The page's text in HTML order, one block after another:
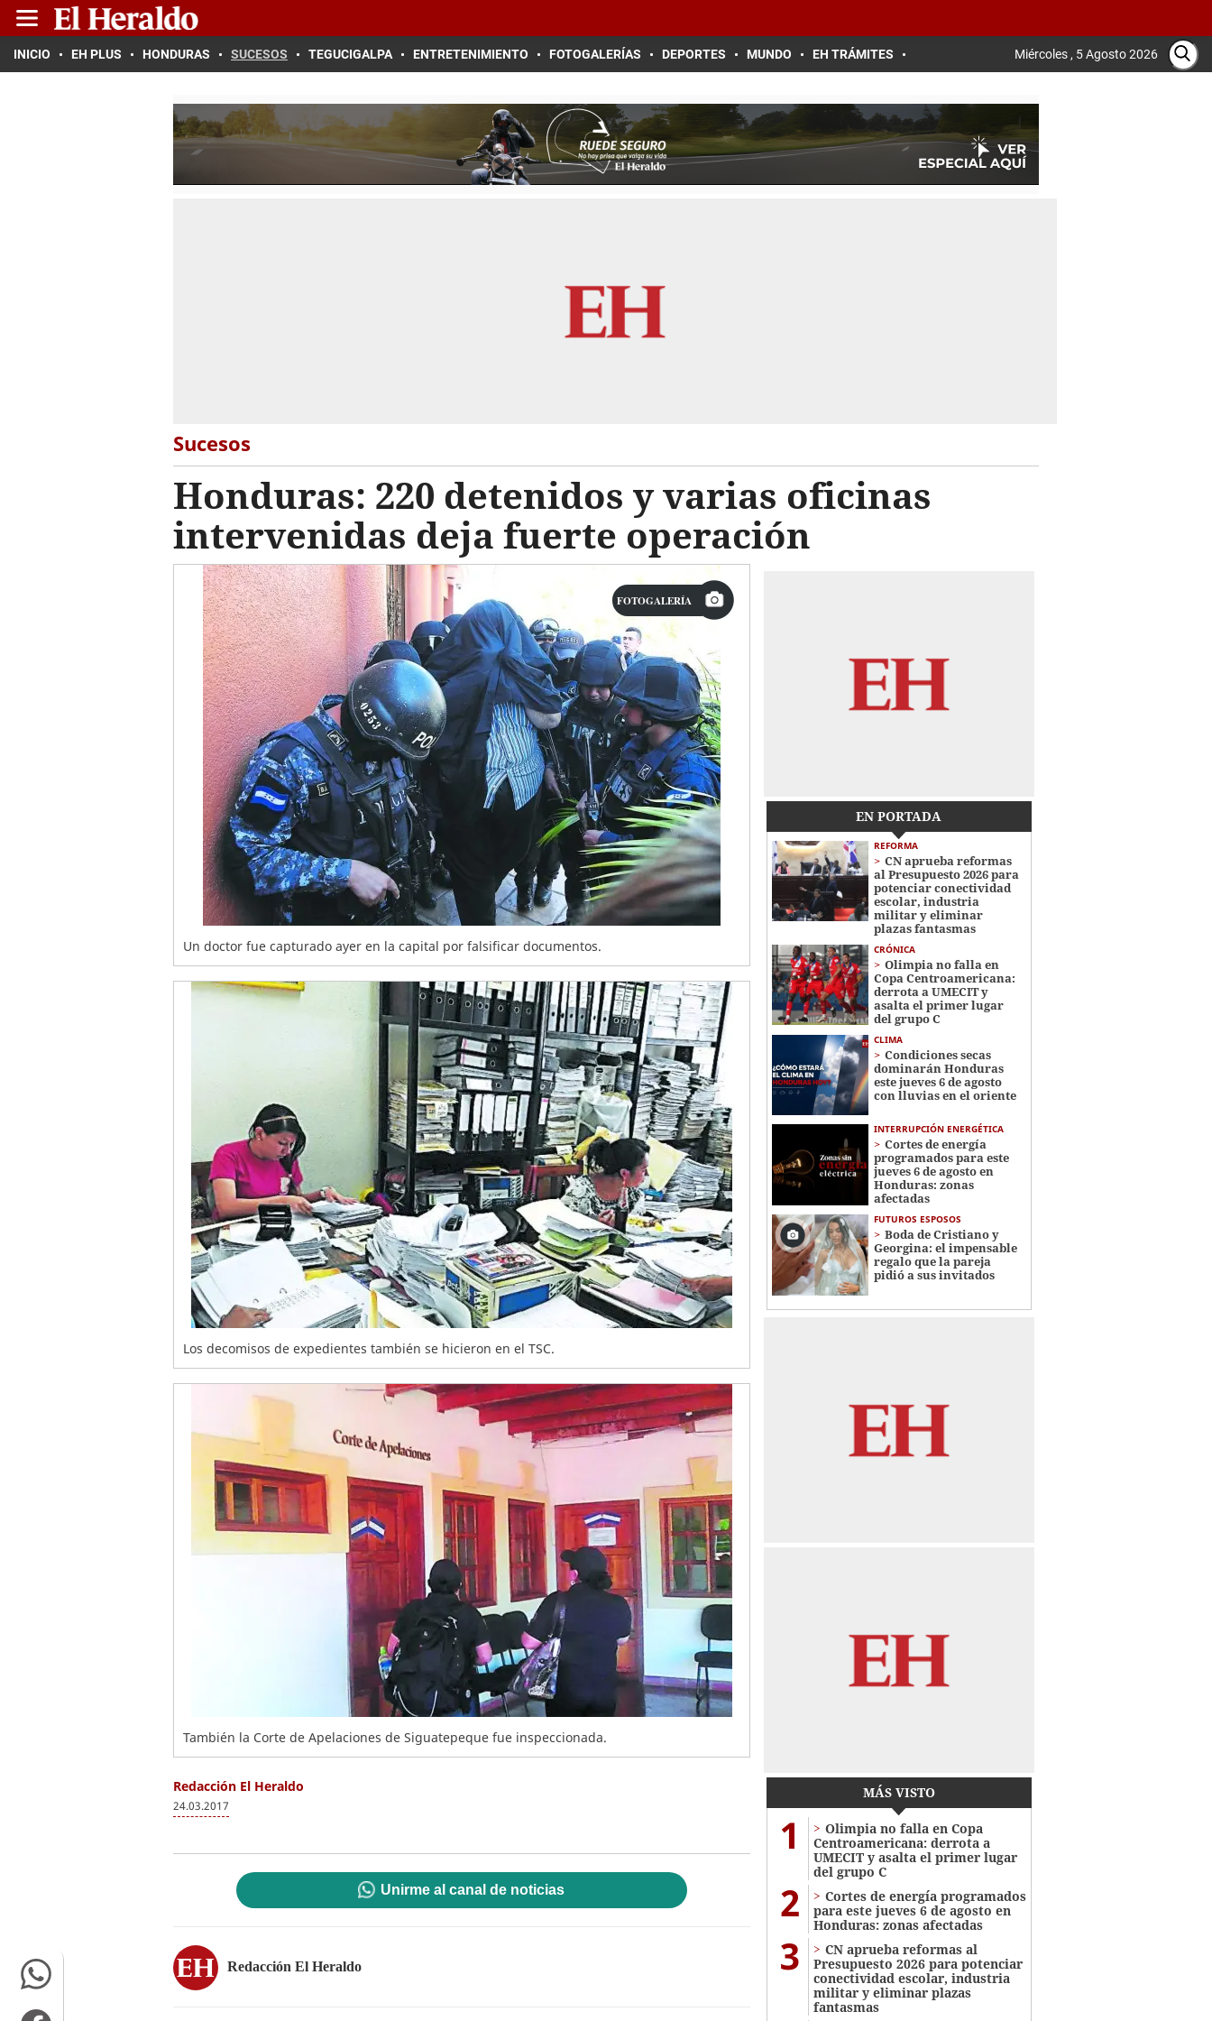
INICIO EH PLUS HONDURAS SUCESOS TEGUCIGALPA ENTRETENIMIENTO FOTOGALERÍAS DEPORTES MUNDO EH TRÁMITES Miércoles , 5 Agosto 2026
Sucesos
Honduras: 220 detenidos y varias oficinas
intervenidas deja fuerte operación
FOTOGALERÍA
Un doctor fue capturado ayer en la capital por falsificar documentos.
Los decomisos de expedientes también se hicieron en el TSC.
También la Corte de Apelaciones de Siguatepeque fue inspeccionada.
Redacción El Heraldo
24.03.2017
Unirme al canal de noticias
Redacción El Heraldo
EN PORTADA
REFORMA
CN aprueba reformas
al Presupuesto 2026 para
potenciar conectividad
escolar, industria
militar y eliminar
plazas fantasmas
CRÓNICA
Olimpia no falla en
Copa Centroamericana:
derrota a UMECIT y
asalta el primer lugar
del grupo C
CLIMA
Condiciones secas
dominarán Honduras
este jueves 6 de agosto
con lluvias en el oriente
INTERRUPCIÓN ENERGÉTICA
Cortes de energía
programados para este
jueves 6 de agosto en
Honduras: zonas
afectadas
FUTUROS ESPOSOS
Boda de Cristiano y
Georgina: el impensable
regalo que la pareja
pidió a sus invitados
MÁS VISTO
1
Olimpia no falla en Copa
Centroamericana: derrota a
UMECIT y asalta el primer lugar
del grupo C
2
Cortes de energía programados
para este jueves 6 de agosto en
Honduras: zonas afectadas
3
CN aprueba reformas al
Presupuesto 2026 para potenciar
conectividad escolar, industria
militar y eliminar plazas
fantasmas